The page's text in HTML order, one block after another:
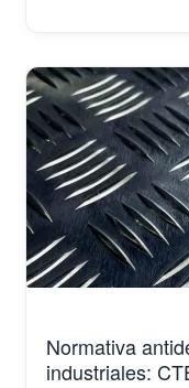
Normativa
industriales: